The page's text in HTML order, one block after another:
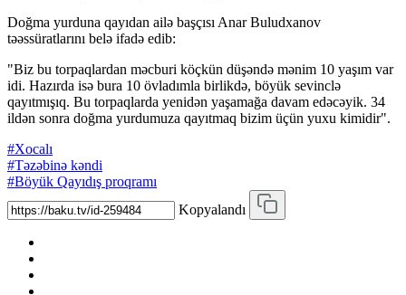
Doğma yurduna qayıdan ailə başçısı Anar Buludxanov
təəssüratlarını belə ifadə edib:
"Biz bu torpaqlardan məcburi köçkün düşəndə mənim 10 yaşım var
idi. Hazırda isə bura 10 övladımla birlikdə, böyük sevinclə
qayıtmışıq. Bu torpaqlarda yenidən yaşamağa davam edəcəyik. 34
ildən sonra doğma yurdumuza qayıtmaq bizim üçün yuxu kimidir".
#Xocalı
#Təzəbinə kəndi
#Böyük Qayıdış proqramı
Kopyalandı